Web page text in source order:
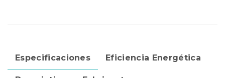
Especificaciones Eficiencia Energética